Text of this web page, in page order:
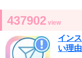
437902 view
イン
い理